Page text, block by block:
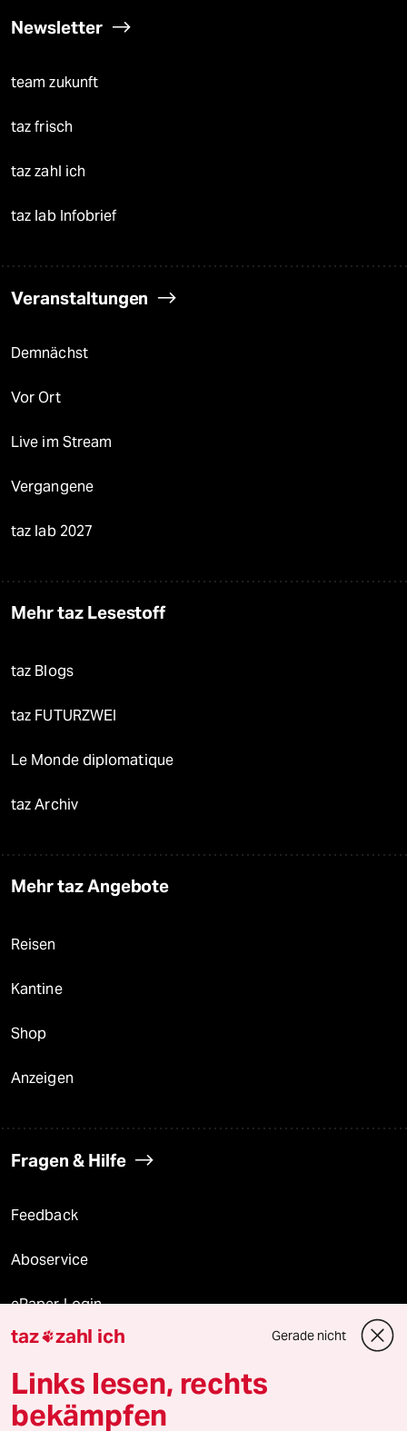
Newsletter
team zukunft
taz frisch
taz zahl ich
taz lab Infobrief
Veranstaltungen
Demnächst
Vor Ort
Live im Stream
Vergangene
taz lab 2027
Mehr taz Lesestoff
taz Blogs
taz FUTURZWEI
Le Monde diplomatique
taz Archiv
Mehr taz Angebote
Reisen
Kantine
Shop
Anzeigen
Fragen & Hilfe
Feedback
Aboservice
ePaper Login
Downloads für Abonnierende
taz zahl ich Gerade nicht
Links lesen, rechts
bekämpfen